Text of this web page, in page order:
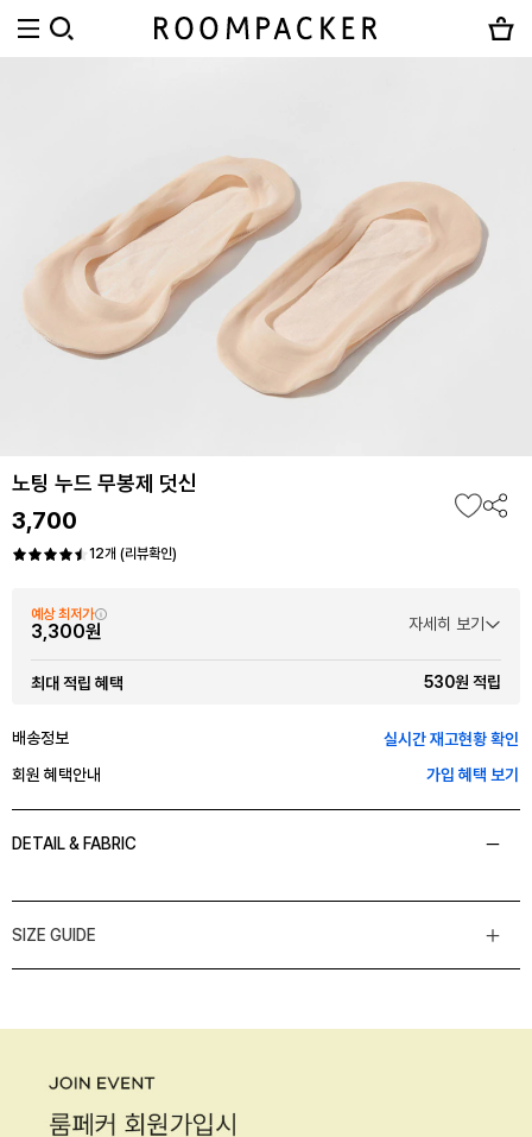
노팅 누드 무봉제 덧신
3,700
12개 (리뷰확인)
예상 최저가
3,300원 자세히 보기
최대 적립 혜택 530원 적립
배송정보
실시간 재고현황 확인
회원 혜택안내
가입 혜택 보기
DETAIL & FABRIC
SIZE GUIDE